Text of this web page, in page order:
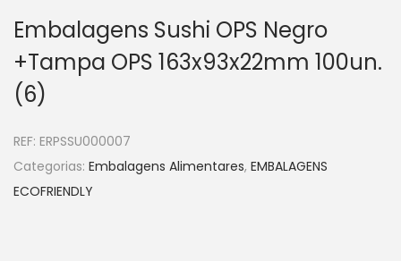
Embalagens Sushi OPS Negro
+Tampa OPS 163x93x22mm 100un.
(6)
REF: ERPSSU000007
Categorias: Embalagens Alimentares, EMBALAGENS
ECOFRIENDLY